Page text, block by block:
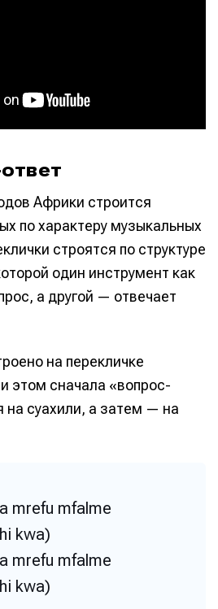
Африки строится
по характеру музыкальных
строятся по структуре
один инструмент как
а другой — отвечает
на перекличке
этом сначала «вопрос-
на суахили, а затем — на
mrefu mfalme
kwa)
mrefu mfalme
kwa)